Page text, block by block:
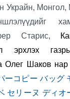
Украйн,
Старис,
эрхлэх
Олег Шаков нар
ーコピー バッグ
セリーヌ ディオ